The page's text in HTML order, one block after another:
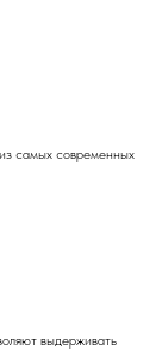
самых современных
выдерживать